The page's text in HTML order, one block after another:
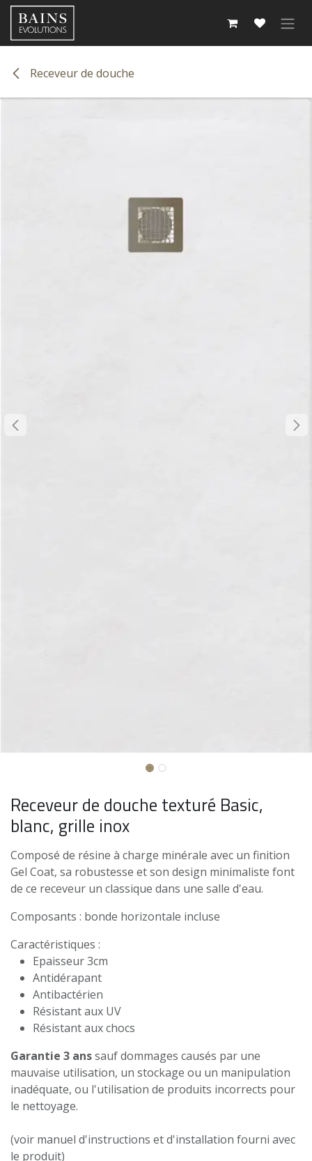
Se rendre au contenu
Receveur de douche
Receveur de douche texturé Basic,
blanc, grille inox
Composé de résine à charge minérale avec un finition
Gel Coat, sa robustesse et son design minimaliste font
de ce receveur un classique dans une salle d'eau.
Composants : bonde horizontale incluse
Caractéristiques :
Epaisseur 3cm
Antidérapant
Antibactérien
Résistant aux UV
Résistant aux chocs
Garantie 3 anssauf dommages causés par une
mauvaise utilisation, un stockage ou un manipulation
inadéquate, ou l'utilisation de produits incorrects pour
le nettoyage.
(voir manuel d'instructions et d'installation fourni avec
le produit)